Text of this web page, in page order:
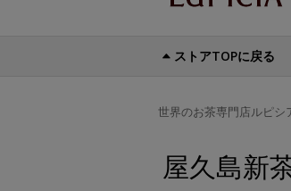
ストアTOPに戻る
世界のお茶専門店ルピシ
屋久島新